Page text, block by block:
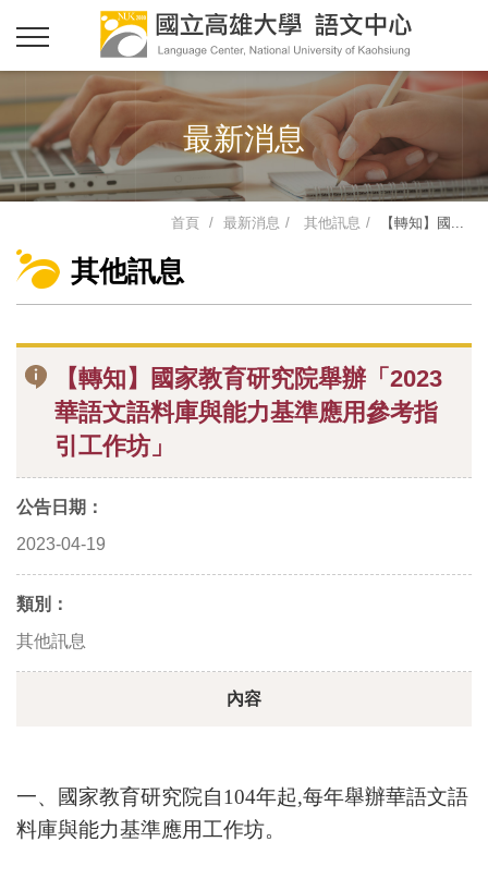
最新消息
首頁 最新消息 其他訊息 【轉知】國...
其他訊息
【轉知】國家教育研究院舉辦「2023
華語文語料庫與能力基準應用參考指
引工作坊」
公告日期：
2023-04-19
類別：
其他訊息
內容
一、國家教育研究院自104年起,每年舉辦華語文語
料庫與能力基準應用工作坊。